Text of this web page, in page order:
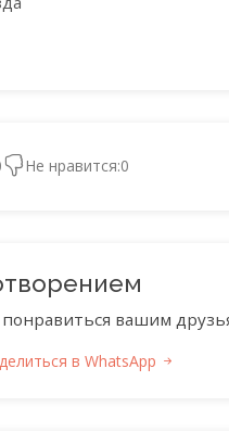
Не нравится:0
вашим
в WhatsApp